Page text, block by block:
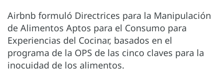
Airbnb formuló Directrices para la Manipulación
de Alimentos Aptos para el Consumo para
Experiencias del Cocinar, basados en el
programa de la OPS de las cinco claves para la
inocuidad de los alimentos.